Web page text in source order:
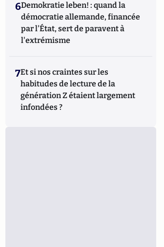
6Demokratie leben! : quand la
démocratie allemande, financée
par l'État, sert de paravent à
l'extrémisme
7Et si nos craintes sur les
habitudes de lecture de la
génération Z étaient largement
infondées ?